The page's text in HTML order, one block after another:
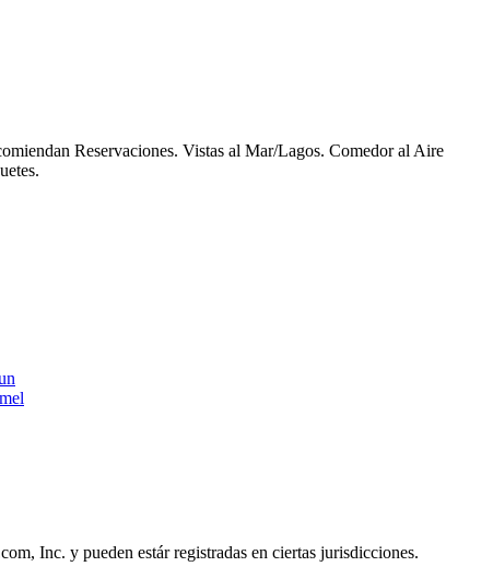
Reservaciones. Vistas al Mar/Lagos. Comedor al Aire
Inc. y pueden estár registradas en ciertas jurisdicciones.